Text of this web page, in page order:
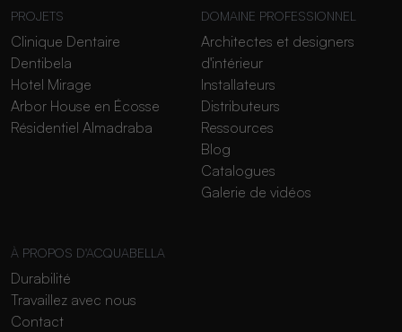
PROJETS
Clinique Dentaire
Dentibela
Hotel Mirage
Arbor House en Écosse
Résidentiel Almadraba
DOMAINE PROFESSIONNEL
Architectes et designers
d'intérieur
Installateurs
Distributeurs
Ressources
Blog
Catalogues
Galerie de vidéos
À PROPOS D'ACQUABELLA
Durabilité
Travaillez avec nous
Contact